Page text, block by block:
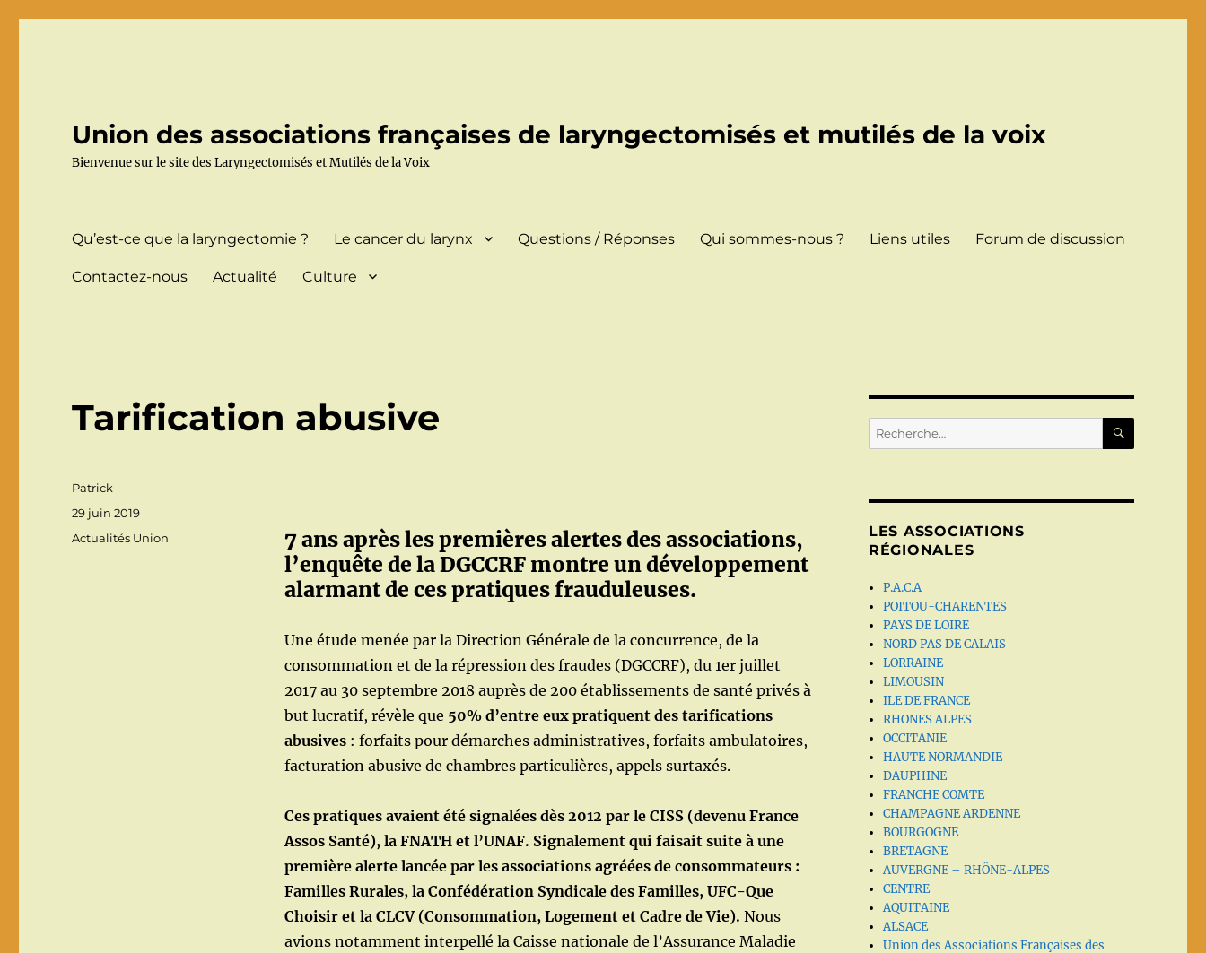
Union des associations françaises de laryngectomisés et mutilés de la voix
Bienvenue sur le site des Laryngectomisés et Mutilés de la Voix
Qu’est-ce que la laryngectomie ? Le cancer du larynx Questions / Réponses Qui sommes-nous ? Liens utiles Forum de discussion
Contactez-nous Actualité Culture
Tarification abusive
7 ans après les premières alertes des associations,
l’enquête de la DGCCRF montre un développement
alarmant de ces pratiques frauduleuses.
Une étude menée par la Direction Générale de la concurrence, de la
consommation et de la répression des fraudes (DGCCRF), du 1er juillet
2017 au 30 septembre 2018 auprès de 200 établissements de santé privés à
but lucratif, révèle que 50% d’entre eux pratiquent des tarifications
abusives: forfaits pour démarches administratives, forfaits ambulatoires,
facturation abusive de chambres particulières, appels surtaxés.
Ces pratiques avaient été signalées dès 2012 par le CISS (devenu France
Assos Santé), la FNATH et l’UNAF. Signalement qui faisait suite à une
première alerte lancée par les associations agréées de consommateurs :
Familles Rurales, la Confédération Syndicale des Familles, UFC-Que
Choisir et la CLCV (Consommation, Logement et Cadre de Vie). Nous
avions notamment interpellé la Caisse nationale de l’Assurance Maladie
Auteur
Patrick
Publié
29 juin 2019
Catégories
Actualités Union
Recherche
pour :
LES ASSOCIATIONS
RÉGIONALES
P.A.C.A
POITOU-CHARENTES
PAYS DE LOIRE
NORD PAS DE CALAIS
LORRAINE
LIMOUSIN
ILE DE FRANCE
RHONES ALPES
OCCITANIE
HAUTE NORMANDIE
DAUPHINE
FRANCHE COMTE
CHAMPAGNE ARDENNE
BOURGOGNE
BRETAGNE
AUVERGNE – RHÔNE-ALPES
CENTRE
AQUITAINE
ALSACE
Union des Associations Françaises des